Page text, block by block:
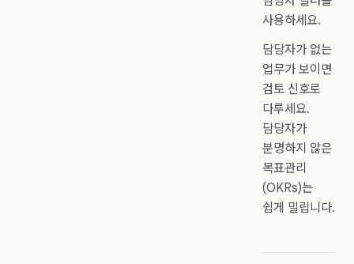
사용하세요.
담당자가 없는
업무가 보이면
검토 신호로
다루세요.
담당자가
분명하지 않은
목표관리
(OKRs)는
쉽게 밀립니다.